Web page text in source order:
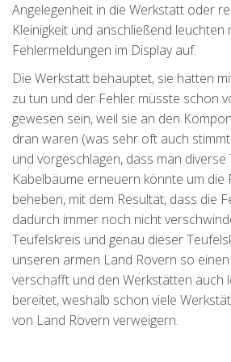
Angelegenheit in die Werkstatt oder
Kleinigkeit und anschließend leuchten
Fehlermeldungen im Display auf.
Die Werkstatt behauptet, sie hätten
zu tun und der Fehler müsste schon
gewesen sein, weil sie an den
dran waren (was sehr oft auch
und vorgeschlagen, dass man
Kabelbäume erneuern könnte um die
beheben, mit dem Resultat, dass die
dadurch immer noch nicht
Teufelskreis und genau dieser
unseren armen Land Rovern so
verschafft und den Werkstätten auch
bereitet, weshalb schon viele
von Land Rovern verweigern.